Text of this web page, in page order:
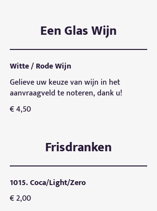
Een Glas Wijn
Witte / Rode Wijn
Gelieve uw keuze van wijn in het
aanvraagveld te noteren, dank u!
€ 4,50
Frisdranken
1015. Coca/Light/Zero
€ 2,00